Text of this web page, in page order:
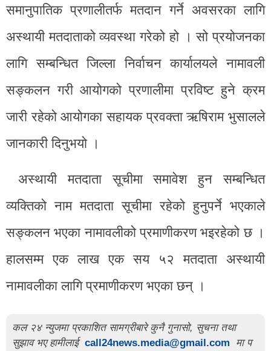
समानुपातिक प्रणालीतर्फ मतदान गर्ने अवसरका लागि
अस्थायी मतदाताको व्यवस्था गरेको हो । सो प्रयोजनका
लागि सम्बन्धित जिल्ला निर्वाचन कार्यालयले नामावली
सङ्कलन गरी आयोगको प्रणालीमा प्रविष्ट हुने क्रम
जारी रहेको आयोगका सहायक प्रवक्ता ऋषिराम भुसालले
जानकारी दिनुभयो ।
अस्थायी मतदाता सूचीमा समावेश हुन सम्बन्धित
व्यक्तिको नाम मतदाता सूचीमा रहेको हुनुपर्ने भएकाले
सङ्कलन भएका नामावलीको प्रमाणीकरण भइरहेको छ ।
हालसम्म एक लाख एक सय ५२ मतदाता अस्थायी
नामावलीका लागि प्रमाणीकरण भएका छन् ।
कल २४ न्युजमा प्रकाशित सामग्रीबारे कुनै गुनासो, सुचना तथा
सुझाव भए हामीलाई call24news.media@gmail.com
मा प